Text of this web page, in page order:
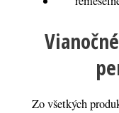
Zo všetkých